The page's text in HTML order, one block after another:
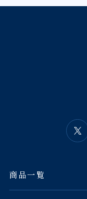
商品一覧